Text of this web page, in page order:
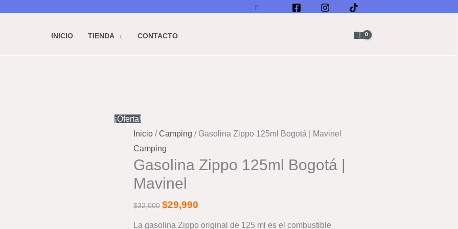
Buscar
INICIO TIENDA CONTACTO
¡Oferta!
Inicio/Camping / Gasolina Zippo 125ml Bogotá | Mavinel
Camping
Gasolina Zippo 125ml Bogotá |
Mavinel
$32,000
$32,000.
$29,990
$29,990.
La gasolina Zippo original de 125 ml es el combustible
Zippo
Mavinel
cantidad